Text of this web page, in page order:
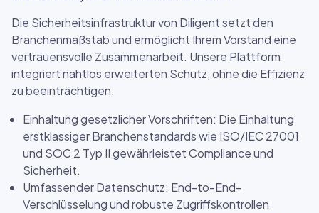
Die Sicherheitsinfrastruktur von Diligent setzt den
Branchenmaßstab und ermöglicht Ihrem Vorstand eine
vertrauensvolle Zusammenarbeit. Unsere Plattform
integriert nahtlos erweiterten Schutz, ohne die Effizienz
zu beeinträchtigen.
Einhaltung gesetzlicher Vorschriften: Die Einhaltung
erstklassiger Branchenstandards wie ISO/IEC 27001
und SOC 2 Typ II gewährleistet Compliance und
Sicherheit.
Umfassender Datenschutz: End-to-End-
Verschlüsselung und robuste Zugriffskontrollen